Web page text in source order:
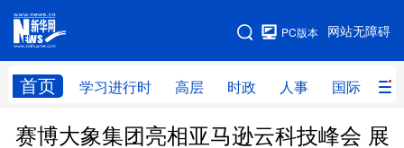
网站无障碍
PC版本
首页 学习进行时 高层 时政 人事 国际 财
网站地图
学习进行时 高层 时政 人事
赛博大象集团亮相亚马逊云科技峰会 展